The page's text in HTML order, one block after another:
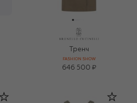
Тренч
FASHION SHOW
646 500 ₽